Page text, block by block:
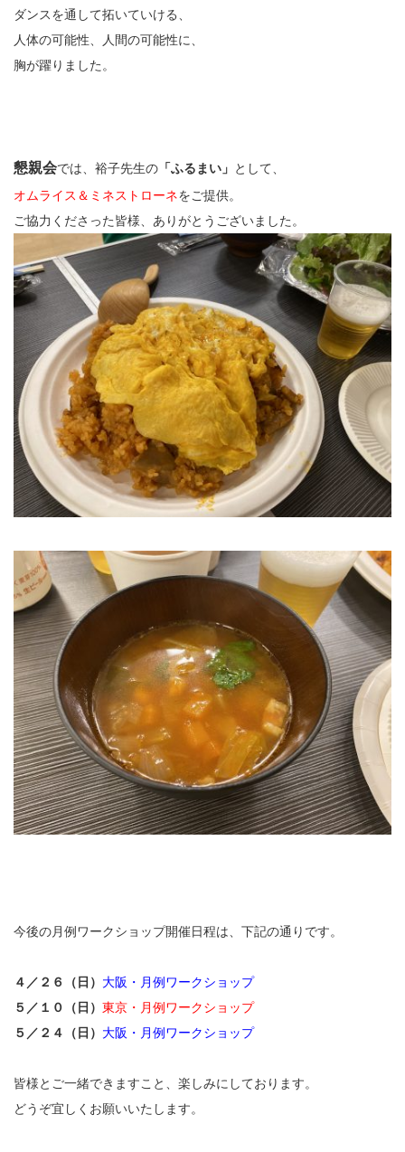
ダンスを通して拓いていける、
人体の可能性、人間の可能性に、
胸が躍りました。
懇親会では、裕子先生の 「ふるまい」 として、
オムライス＆ミネストローネをご提供。
ご協力くださった皆様、ありがとうございました。
今後の月例ワークショップ開催日程は、下記の通りです。
４／２６（日） 大阪・月例ワークショップ
５／１０（日） 東京・月例ワークショップ
５／２４（日） 大阪・月例ワークショップ
皆様とご一緒できますこと、楽しみにしております。
どうぞ宜しくお願いいたします。